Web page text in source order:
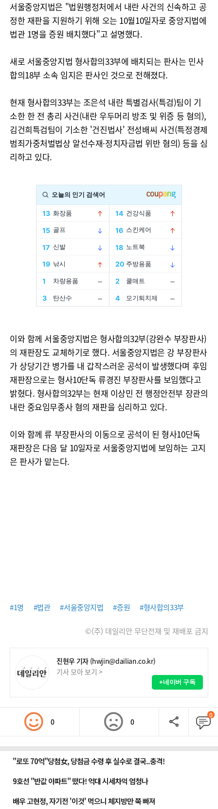
서울중앙지법은 "법원행정처에서 내란 사건의 신속하고 공
정한 재판을 지원하기 위해 오는 10월10일자로 중앙지법에
법관 1명을 증원 배치했다"고 설명했다.
새로 서울중앙지법 형사합의33부에 배치되는 판사는 민사
합의18부 소속 임지은 판사인 것으로 전해졌다.
현재 형사합의33부는 조은석 내란 특별검사(특검)팀이 기
소한 한 전 총리 사건(내란 우두머리 방조 및 위증 등 혐의),
김건희특검팀이 기소한 '건진법사' 전성배씨 사건(특정경제
범죄가중처벌법상 알선수재·정치자금법 위반 혐의) 등을 심
리하고 있다.
이와 함께 서울중앙지법은 형사합의32부(강완수 부장판사)
의 재판장도 교체하기로 했다. 서울중앙지법은 강 부장판사
가 상당기간 병가를 내 갑작스러운 공석이 발생했다며 후임
재판장으로는 형사10단독 류경진 부장판사를 보임했다고
밝혔다. 형사합의32부는 현재 이상민 전 행정안전부 장관의
내란 중요임무종사 혐의 재판을 심리하고 있다.
이와 함께 류 부장판사의 이동으로 공석이 된 형사10단독
재판장은 다음 달 10일자로 서울중앙지법에 보임하는 고지
은 판사가 맡는다.
#1명 #법관 #서울중앙지법 #증원 #형사합의33부
©(주) 데일리안 무단전재 및 재배포 금지
진현우 기자 (hwjin@dailian.co.kr)
기사 모아 보기 >
+네이버 구독
0 0
0